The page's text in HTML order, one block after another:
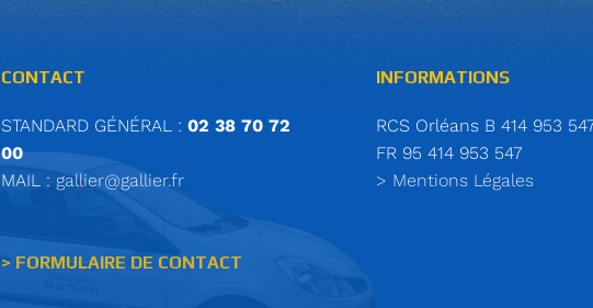
CONTACT
STANDARD GÉNÉRAL :02 38 70 72
00
MAIL : gallier@gallier.fr
> FORMULAIRE DE CONTACT
INFORMATIONS
RCS Orléans B 414 953
FR 95 414 953 547
> Mentions Légales